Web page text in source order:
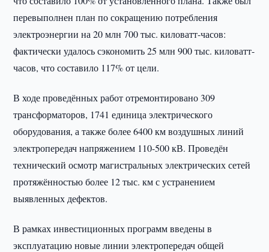
перевыполнен план по сокращению потребления
электроэнергии на 20 млн 700 тыс. киловатт-часов:
фактически удалось сэкономить 25 млн 900 тыс. киловатт-
часов, что составило 117% от цели.
В ходе проведённых работ отремонтировано 309
трансформаторов, 1741 единица электрического
оборудования, а также более 6400 км воздушных линий
электропередач напряжением 110-500 кВ. Проведён
технический осмотр магистральных электрических сетей
протяжённостью более 12 тыс. км с устранением
выявленных дефектов.
В рамках инвестиционных программ введены в
эксплуатацию новые линии электропередач общей